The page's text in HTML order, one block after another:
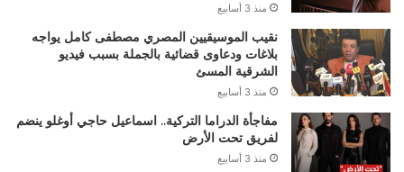
منذ 3 أسابيع
نقيب الموسيقيين المصري مصطفى كامل يواجه
بلاغات ودعاوى قضائية بالجملة بسبب فيديو
الشرقية المسئ
منذ 3 أسابيع
مفاجأة الدراما التركية.. اسماعيل حاجي أوغلو ينضم
لفريق تحت الأرض
منذ 3 أسابيع